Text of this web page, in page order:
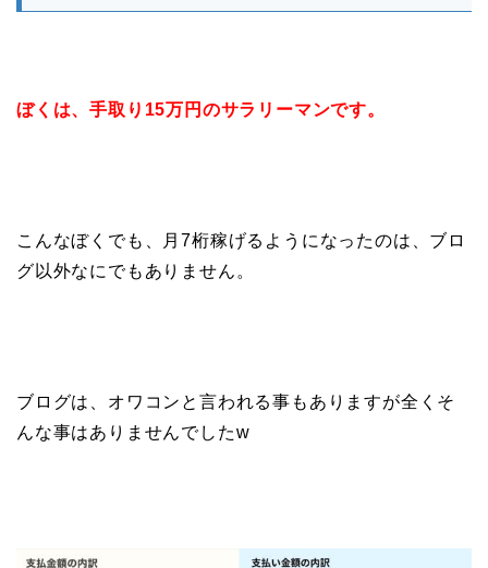
ぼくは、手取り15万円のサラリーマンです。
こんなぼくでも、月7桁稼げるようになったのは、ブロ
グ以外なにでもありません。
ブログは、オワコンと言われる事もありますが全くそ
んな事はありませんでしたw